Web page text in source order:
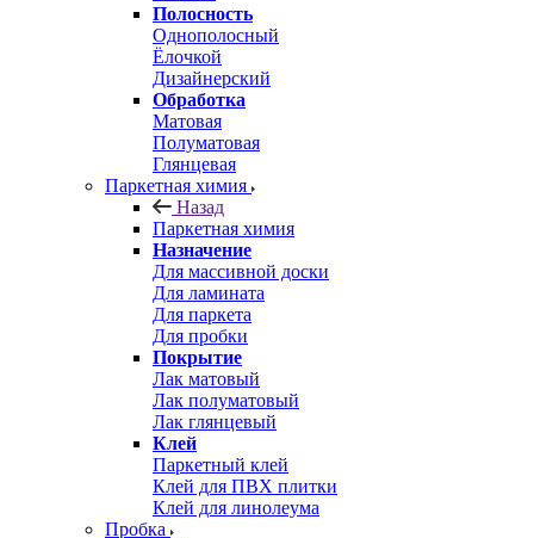
Полосность
Однополосный
Ёлочкой
Дизайнерский
Обработка
Матовая
Полуматовая
Глянцевая
Паркетная химия
Назад
Паркетная химия
Назначение
Для массивной доски
Для ламината
Для паркета
Для пробки
Покрытие
Лак матовый
Лак полуматовый
Лак глянцевый
Клей
Паркетный клей
Клей для ПВХ плитки
Клей для линолеума
Пробка